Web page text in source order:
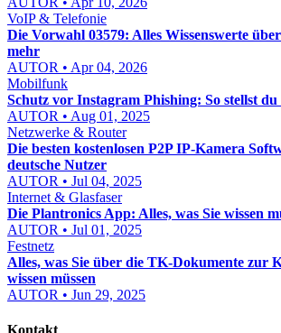
VoIP & Telefonie
Die Vorwahl 03579: Alles Wissenswerte
mehr
AUTOR • Apr 04, 2026
Mobilfunk
Schutz vor Instagram Phishing: So stellst du
AUTOR • Aug 01, 2025
Netzwerke & Router
Die besten kostenlosen P2P IP-Kamera
deutsche Nutzer
AUTOR • Jul 04, 2025
Internet & Glasfaser
Die Plantronics App: Alles, was Sie wissen
AUTOR • Jul 01, 2025
Festnetz
Alles, was Sie über die TK-Dokumente zur
wissen müssen
AUTOR • Jun 29, 2025